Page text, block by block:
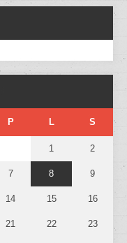
P L S
1 2
7 8 9
14 15 16
21 22 23